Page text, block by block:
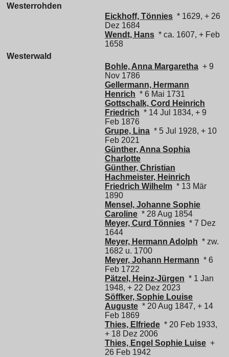
Westerrohden
Eickhoff, Tönnies * 1629, + 26
Dez 1684
Wendt, Hans * ca. 1607, + Feb
1658
Westerwald
Bohle, Anna Margaretha + 9
Nov 1786
Gellermann, Hermann
Henrich * 6 Mai 1731
Gottschalk, Cord Heinrich
Friedrich * 14 Jul 1834, + 9
Feb 1876
Grupe, Lina * 5 Jul 1928, + 10
Feb 2021
Günther, Anna Sophia
Charlotte
Günther, Christian
Hachmeister, Heinrich
Friedrich Wilhelm * 13 Mär
1890
Mensel, Johanne Sophie
Caroline * 28 Aug 1854
Meyer, Curd Tönnies * 7 Dez
1644
Meyer, Hermann Adolph * zw.
1682 u. 1700
Meyer, Johann Hermann * 6
Feb 1722
Pätzel, Heinz-Jürgen * 1 Jan
1948, + 22 Dez 2023
Söffker, Sophie Louise
Auguste * 20 Aug 1847, + 14
Feb 1869
Thies, Elfriede * 20 Feb 1933,
+ 18 Dez 2006
Thies, Engel Sophie Luise +
26 Feb 1942